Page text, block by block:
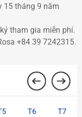
15 tháng 9 năm
tham gia miễn phí.
+84 39 7242315.
T6 T7